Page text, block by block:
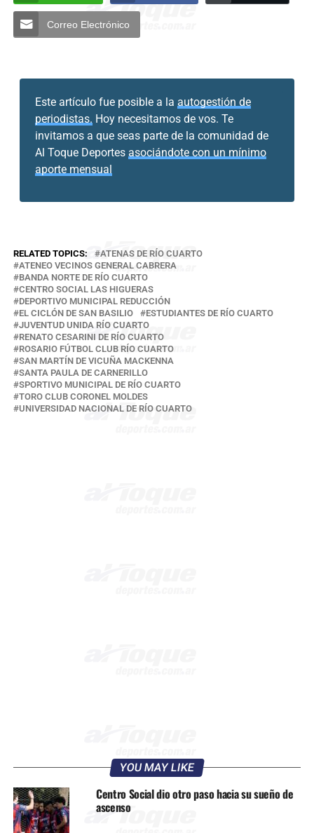
Correo Electrónico
Este artículo fue posible a la autogestión de
periodistas. Hoy necesitamos de vos. Te
invitamos a que seas parte de la comunidad de
Al Toque Deportes asociándote con un mínimo
aporte mensual
RELATED TOPICS:
ATENAS DE RÍO CUARTO
ATENEO VECINOS GENERAL CABRERA
BANDA NORTE DE RÍO CUARTO
CENTRO SOCIAL LAS HIGUERAS
DEPORTIVO MUNICIPAL REDUCCIÓN
EL CICLÓN DE SAN BASILIO
ESTUDIANTES DE RÍO CUARTO
JUVENTUD UNIDA RÍO CUARTO
RENATO CESARINI DE RÍO CUARTO
ROSARIO FÚTBOL CLUB RÍO CUARTO
SAN MARTÍN DE VICUÑA MACKENNA
SANTA PAULA DE CARNERILLO
SPORTIVO MUNICIPAL DE RÍO CUARTO
TORO CLUB CORONEL MOLDES
UNIVERSIDAD NACIONAL DE RÍO CUARTO
YOU MAY LIKE
Centro Social dio otro paso hacia su sueño de
ascenso